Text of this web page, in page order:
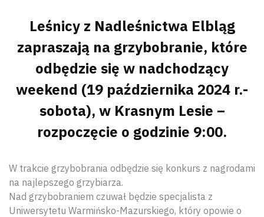
Leśnicy z Nadleśnictwa Elbląg
zapraszają na grzybobranie, które
odbędzie się w nadchodzący
weekend (19 października 2024 r.-
sobota), w Krasnym Lesie –
rozpoczęcie o godzinie 9:00.
W trakcie grzybobrania odbędzie się konkurs z nagrodami
na najlepszego grzybiarza.
Nad grzybobraniem czuwał będzie specjalista z
Uniwersytetu Warmińsko-Mazurskiego, który opowie o